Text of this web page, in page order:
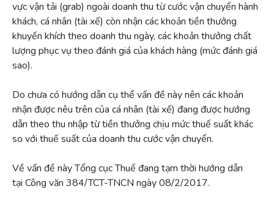
vực vận tải (grab) ngoài doanh thu từ cước vận chuyển hành
khách, cá nhân (tài xế) còn nhận các khoản tiền thưởng
khuyến khích theo doanh thu ngày, các khoản thưởng chất
lượng phục vụ theo đánh giá của khách hàng (mức đánh giá
sao).
Do chưa có hướng dẫn cụ thể vấn đề này nên các khoản
nhận được nêu trên của cá nhân (tài xế) đang được hướng
dẫn theo thu nhập từ tiền thưởng chịu mức thuế suất khác
so với thuế suất của doanh thu cước vận chuyển.
Về vấn đề này Tổng cục Thuế đang tạm thời hướng dẫn
tại Công văn 384/TCT-TNCN ngày 08/2/2017.